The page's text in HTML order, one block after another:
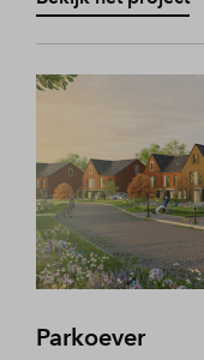
Parkoever